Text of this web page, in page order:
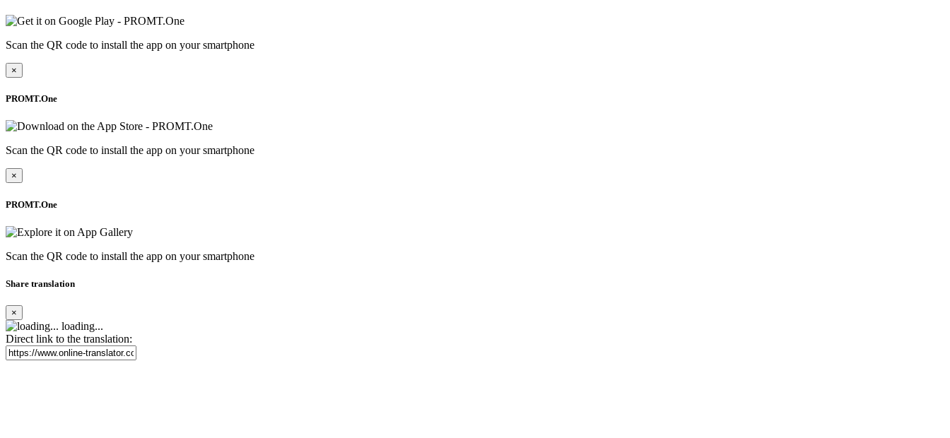
Scan the QR code to install the app on your smartphone
×
PROMT.One
Scan the QR code to install the app on your smartphone
×
PROMT.One
Scan the QR code to install the app on your smartphone
Share translation
×
loading...
Direct link to the translation: